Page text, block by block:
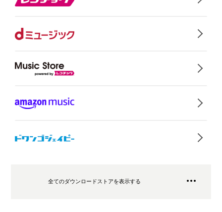
全てのダウンロードストアを表示する